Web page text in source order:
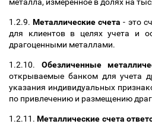
1.2.9.Металлические счета - это
для клиентов в целях учета и
драгоценными металлами.
1.2.10. Обезличенные
открываемые банком для учета
указания индивидуальных
по привлечению и размещению
1.2.11.Металлические счета